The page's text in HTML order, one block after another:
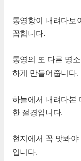
통영항이 내려다보
꼽힙니다.
통영의 또 다른 명
하게 만들어줍니다.
하늘에서 내려다본
한 절경입니다.
현지에서 꼭 맛봐
입니다.